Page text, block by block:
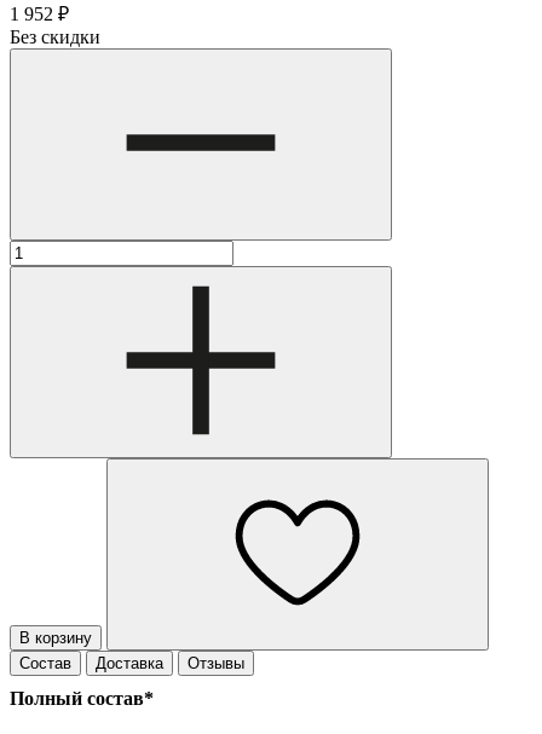
1 952 ₽
Без скидки
В корзину
Состав
Доставка Отзывы
Полный состав*